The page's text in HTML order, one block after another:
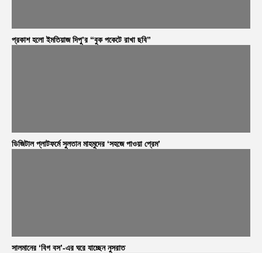
প্রকাশ হলো ইমতিয়াজ দিপু’র “বুক পকেটে রাখা ছবি”
ডিজিটাল প্লাটফর্মে সুলতান মাহমুদের ‘সহজে পাওয়া প্রেম’
সালমানের ‘বিগ বস’-এর ঘরে যাচ্ছেন নুসরাত